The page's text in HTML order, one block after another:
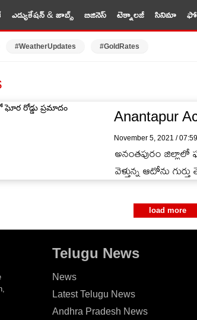
ఎడ్యుకేషన్ & జాబ్స్ బిజినెస్ టెక్నాలజీ సినిమా
#WeatherUpdates #GoldRates
Anantapur
November 5, 2021 /
అనంతపురం
వెళ్తున్న ఆటోను
load more
Telugu News
News
Latest Telugu News
Andhra Pradesh News